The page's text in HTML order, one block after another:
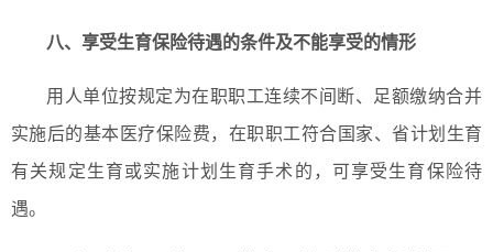
八、享受生育保险待遇的条件及不能享受的情形
用人单位按规定为在职职工连续不间断、足额缴纳合并
实施后的基本医疗保险费，在职职工符合国家、省计划生育
有关规定生育或实施计划生育手术的，可享受生育保险待
遇。